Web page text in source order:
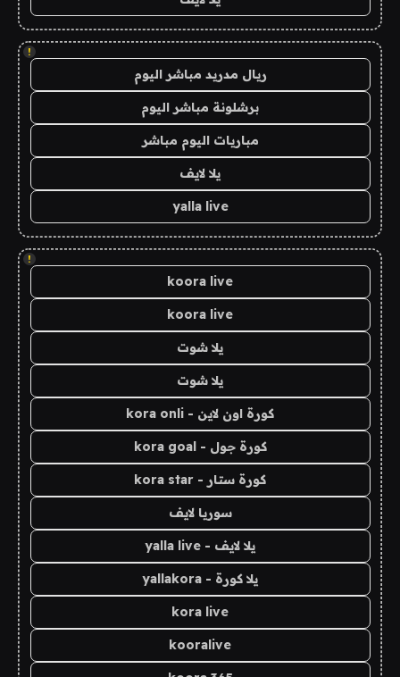
!
ريال مدريد مباشر اليوم
برشلونة مباشر اليوم
مباريات اليوم مباشر
يلا لايف
yalla live
!
koora live
koora live
يلا شوت
يلا شوت
كورة اون لاين - kora onli
كورة جول - kora goal
كورة ستار - kora star
سوريا لايف
يلا لايف - yalla live
يلا كورة - yallakora
kora live
kooralive